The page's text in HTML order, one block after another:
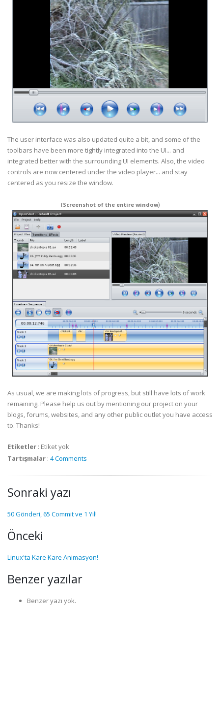
The user interface was also updated quite a bit, and some of the
toolbars have been more tightly integrated into the UI... and
integrated better with the surrounding UI elements. Also, the video
controls are now centered under the video player... and stay
centered as you resize the window.
(Screenshot of the entire window)
As usual, we are making lots of progress, but still have lots of work
remaining. Please help us out by mentioning our project on your
blogs, forums, websites, and any other public outlet you have access
to. Thanks!
Etiketler : Etiket yok
Tartışmalar : 4 Comments
Sonraki yazı
50 Gönderi, 65 Commit ve 1 Yıl!
Önceki
Linux'ta Kare Kare Animasyon!
Benzer yazılar
Benzer yazı yok.